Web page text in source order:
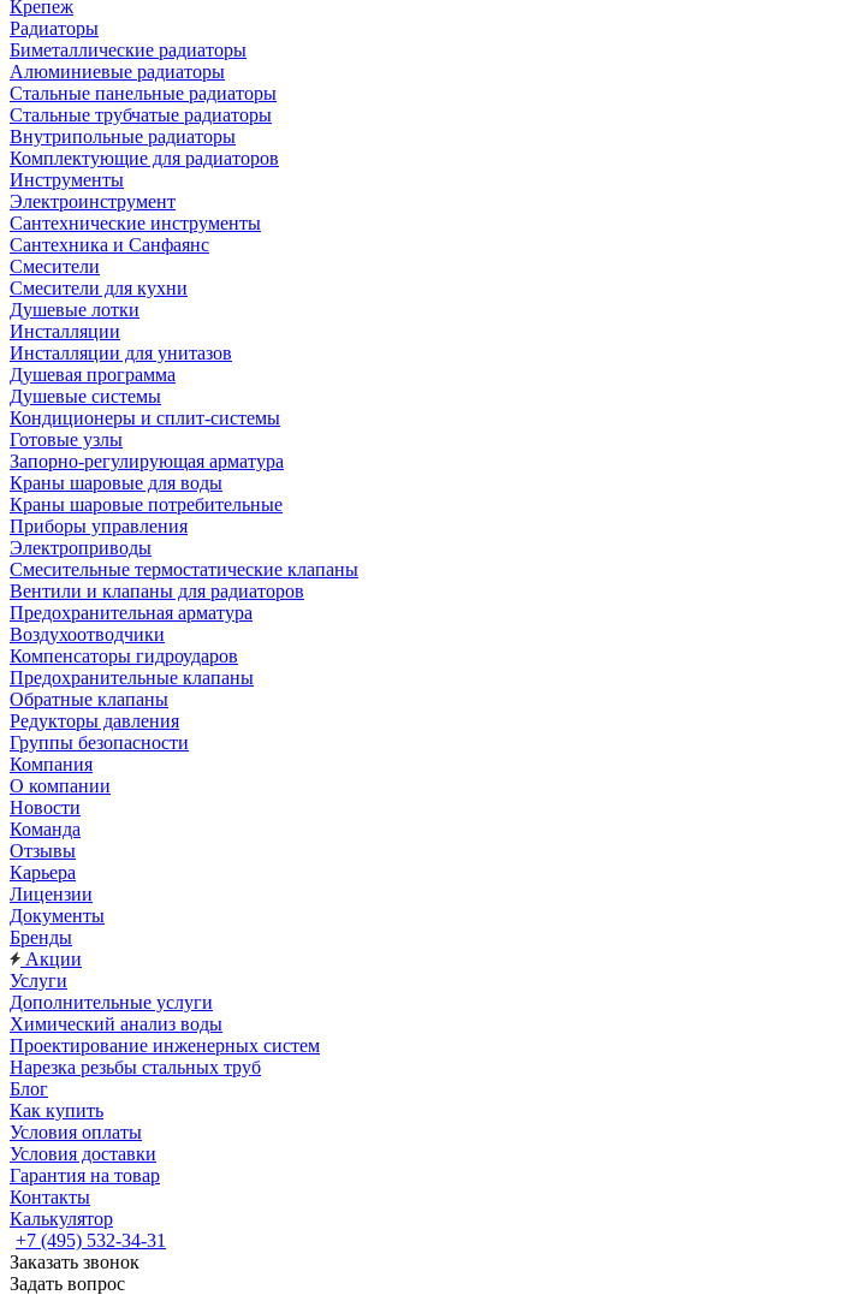
Крепеж
Радиаторы
Биметаллические радиаторы
Алюминиевые радиаторы
Стальные панельные радиаторы
Стальные трубчатые радиаторы
Внутрипольные радиаторы
Комплектующие для радиаторов
Инструменты
Электроинструмент
Сантехнические инструменты
Сантехника и Санфаянс
Смесители
Смесители для кухни
Душевые лотки
Инсталляции
Инсталляции для унитазов
Душевая программа
Душевые системы
Кондиционеры и сплит-системы
Готовые узлы
Запорно-регулирующая арматура
Краны шаровые для воды
Краны шаровые потребительные
Приборы управления
Электроприводы
Смесительные термостатические клапаны
Вентили и клапаны для радиаторов
Предохранительная арматура
Воздухоотводчики
Компенсаторы гидроударов
Предохранительные клапаны
Обратные клапаны
Редукторы давления
Группы безопасности
Компания
О компании
Новости
Команда
Отзывы
Карьера
Лицензии
Документы
Бренды
Акции
Услуги
Дополнительные услуги
Химический анализ воды
Проектирование инженерных систем
Нарезка резьбы стальных труб
Блог
Как купить
Условия оплаты
Условия доставки
Гарантия на товар
Контакты
Калькулятор
+7 (495) 532‑34‑31
Заказать звонок
Задать вопрос